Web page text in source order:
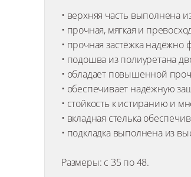
• верхняя часть выполнена
• прочная, мягкая и
• прочная застёжка надёжно
• подошва из полиуретана
• обладает повышенной
• обеспечивает надёжную
• стойкость к истиранию и
• вкладная стелька
• подкладка выполнена из
Размеры: с 35 по 48.